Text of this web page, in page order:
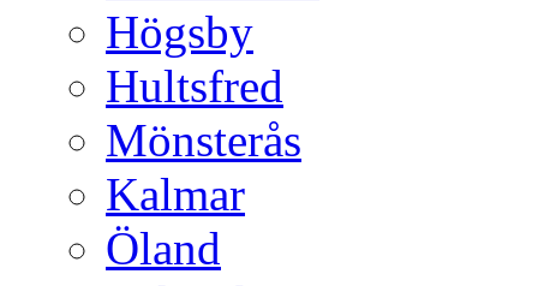
Högsby
Hultsfred
Mönsterås
Kalmar
Öland